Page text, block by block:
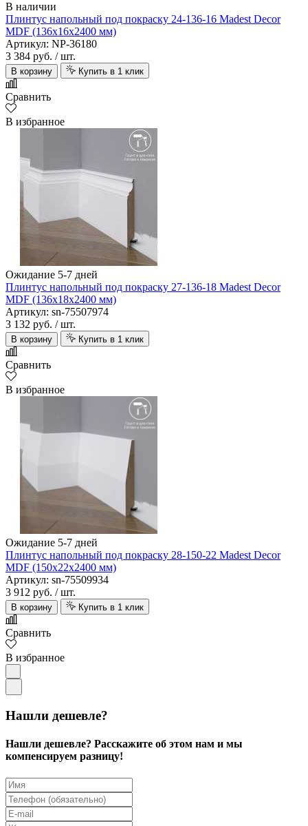
В наличии
Плинтус напольный под покраску 24-136-16 Madest Decor
MDF (136х16х2400 мм)
Артикул: NP-36180
3 384 руб. / шт.
В корзину Купить в 1 клик
Сравнить
В избранное
Ожидание 5-7 дней
Плинтус напольный под покраску 27-136-18 Madest Decor
MDF (136х18х2400 мм)
Артикул: sn-75507974
3 132 руб. / шт.
В корзину Купить в 1 клик
Сравнить
В избранное
Ожидание 5-7 дней
Плинтус напольный под покраску 28-150-22 Madest Decor
MDF (150х22х2400 мм)
Артикул: sn-75509934
3 912 руб. / шт.
В корзину Купить в 1 клик
Сравнить
В избранное
Нашли дешевле?
Нашли дешевле? Расскажите об этом нам и мы
компенсируем разницу!